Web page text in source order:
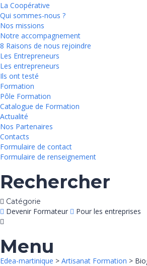
La Coopérative
Qui sommes-nous ?
Nos missions
Notre accompagnement
8 Raisons de nous rejoindre
Les Entrepreneurs
Les entrepreneurs
Ils ont testé
Formation
Pôle Formation
Catalogue de Formation
Actualité
Nos Partenaires
Contacts
Formulaire de contact
Formulaire de renseignement
Rechercher
Catégorie
Devenir Formateur Pour les entreprises
Menu
Edea-martinique > Artisanat Formation >